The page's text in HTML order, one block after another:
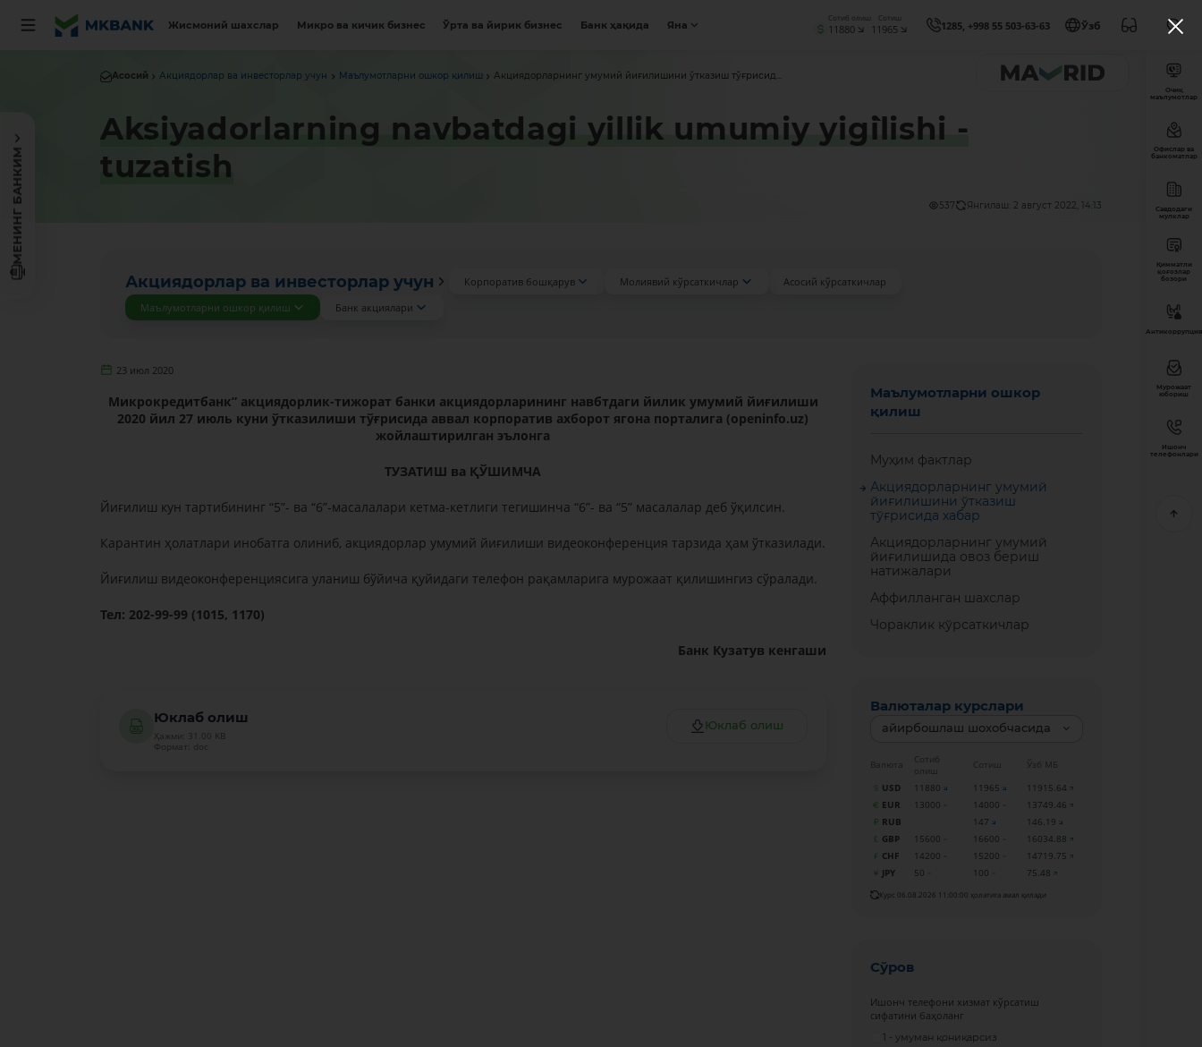
Жисмоний шахслар Микро ва кичик бизнес Ўрта ва йирик бизнес Банк ҳақида Яна
Сотиб олиш
11880
Сотиш
11965 1285, +998 55 503-63-63 Ўзб
МЕНИНГ БАНКИМ
Асосий Акциядорлар ва инвесторлар учун Маълумотларни ошкор қилиш Акциядорларнинг умумий йиғилишини ўтказиш тўғрисид...
Aksiyadorlarning navbatdagi yillik umumiy yig`ilishi -
tuzatish
537 Янгилаш: 2 август 2022, 14:13
Акциядорлар ва инвесторлар учун Корпоратив бошқарув Молиявий кўрсаткичлар
Асосий кўрсаткичлар
Маълумотларни ошкор қилиш
Банк акциялари
23 июл 2020
Микрокредитбанк” акциядорлик-тижорат банки акциядорларининг навбтдаги йилик умумий йиғилиши
2020 йил 27 июль куни ўтказилиши тўғрисида аввал корпоратив ахборот ягона порталига (openinfo.uz)
жойлаштирилган эълонга
ТУЗАТИШ ва ҚЎШИМЧА
Йиғилиш кун тартибининг “5”- ва “6”-масалалари кетма-кетлиги тегишинча “6”- ва “5” масалалар деб ўқилсин.
Карантин ҳолатлари инобатга олиниб, акциядорлар умумий йиғилиши видеоконференция тарзида ҳам ўтказилади.
Йиғилиш видеоконференциясига уланиш бўйича қуйидаги телефон рақамларига мурожаат қилишингиз сўралади.
Тел: 202-99-99 (1015, 1170)
Банк Кузатув кенгаши
Юклаб олиш
Ҳажми: 31.00 KB
Формат: doc
Юклаб олиш
Маълумотларни ошкор
қилиш
Муҳим фактлар
Акциядорларнинг умумий
йиғилишини ўтказиш
тўғрисида хабар
Акциядорларнинг умумий
йиғилишида овоз бериш
натижалари
Аффилланган шахслар
Чораклик кўрсаткичлар
Валюталар курслари
айирбошлаш шохобчасида
Валюта
Сотиб
олиш
Сотиш
Ўзб МБ
USD
11880 11965
11915.64
EUR
13000 14000
13749.46
RUB
147
146.19
GBP
15600 16600
16034.88
CHF
14200 15200
14719.75
JPY
50 100 75.48
Курс 06.08.2026 11:00:00 ҳолатига амал қилади
Сўров
Ишонч телефони хизмат кўрсатиш
сифатини баҳоланг
1 - умуман қониқарсиз
Очиқ
маълумотлар
Офислар ва
банкоматлар
Савдодаги
мулклар
Қимматли
қоғозлар
бозори
Антикоррупция
Мурожаат
юбориш
Ишонч
телефонлари